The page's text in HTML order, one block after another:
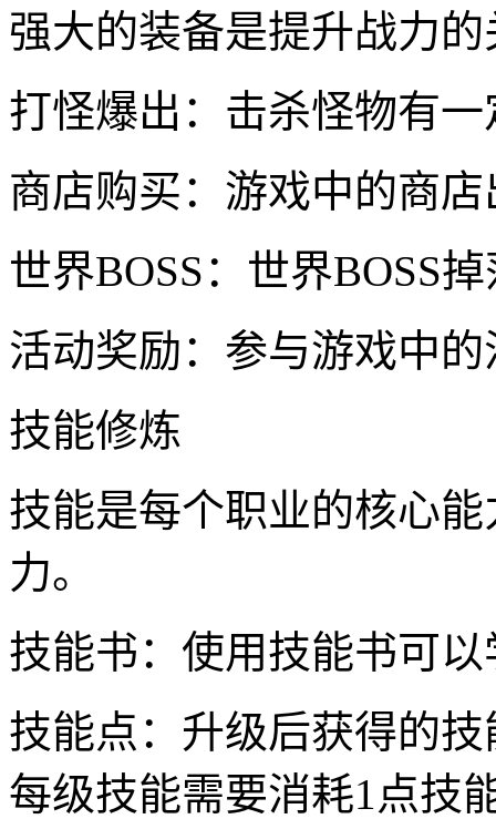
强大的装备是提升战力
打怪爆出：击杀怪物有
商店购买：游戏中的商
世界BOSS：世界BOSS
活动奖励：参与游戏中
技能修炼
技能是每个职业的核心
力。
技能书：使用技能书可
技能点：升级后获得的
每级技能需要消耗1点技